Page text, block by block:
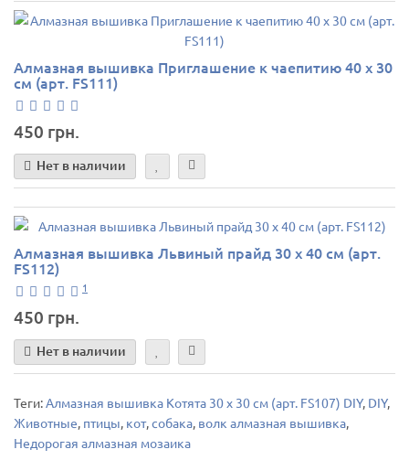
Алмазная вышивка Приглашение к чаепитию 40 х 30
см (арт. FS111)
450 грн.
Нет в наличии
Алмазная вышивка Львиный прайд 30 х 40 см (арт.
FS112)
1
450 грн.
Нет в наличии
Теги:Алмазная вышивка Котята 30 х 30 см (арт. FS107) DIY, DIY,
Животные, птицы, кот,собака, волк алмазная вышивка,
Недорогая алмазная мозаика